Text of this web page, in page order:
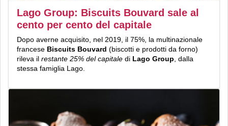
Lago Group: Biscuits Bouvard sale al
cento per cento del capitale
Dopo averne acquisito, nel 2019, il 75%, la multinazionale
francese Biscuits Bouvard (biscotti e prodotti da forno)
rileva il restante 25% del capitale di Lago Group, dalla
stessa famiglia Lago.